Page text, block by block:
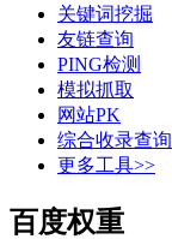
关键词挖掘
友链查询
PING检测
模拟抓取
网站PK
综合收录查询
更多工具>>
百度权重